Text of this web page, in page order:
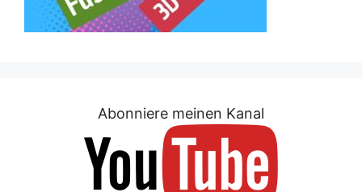
Abonniere meinen Kanal